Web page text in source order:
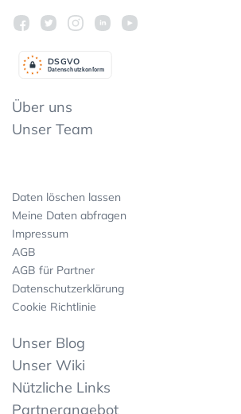
Datenschutzkonform
DSGVO
Über uns
Unser Team
Daten löschen lassen
Meine Daten abfragen
Impressum
AGB
AGB für Partner
Datenschutzerklärung
Cookie Richtlinie
Unser Blog
Unser Wiki
Nützliche Links
Partnerangebot